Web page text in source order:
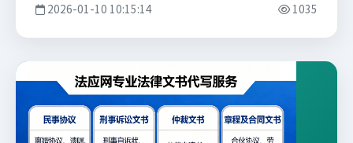
2026-01-10 10:15:14 1035